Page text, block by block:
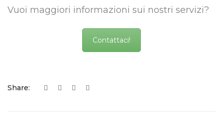
Vuoi maggiori informazioni sui nostri servizi?
Contattaci!
Share: